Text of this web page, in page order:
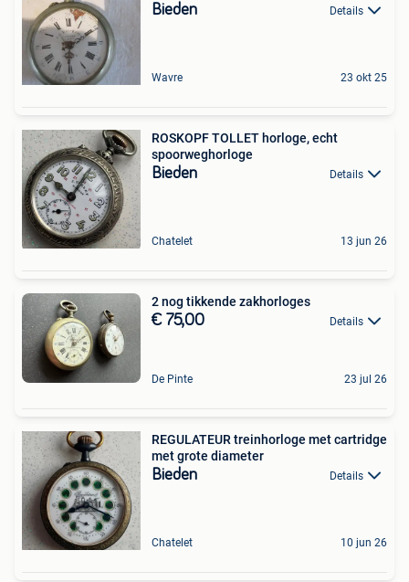
Bieden Details
Wavre 23 okt 25
ROSKOPF TOLLET horloge, echt
spoorweghorloge
Bieden Details
Chatelet 13 jun 26
2 nog tikkende zakhorloges
€ 75,00 Details
De Pinte 23 jul 26
REGULATEUR treinhorloge met cartridge
met grote diameter
Bieden Details
Chatelet 10 jun 26